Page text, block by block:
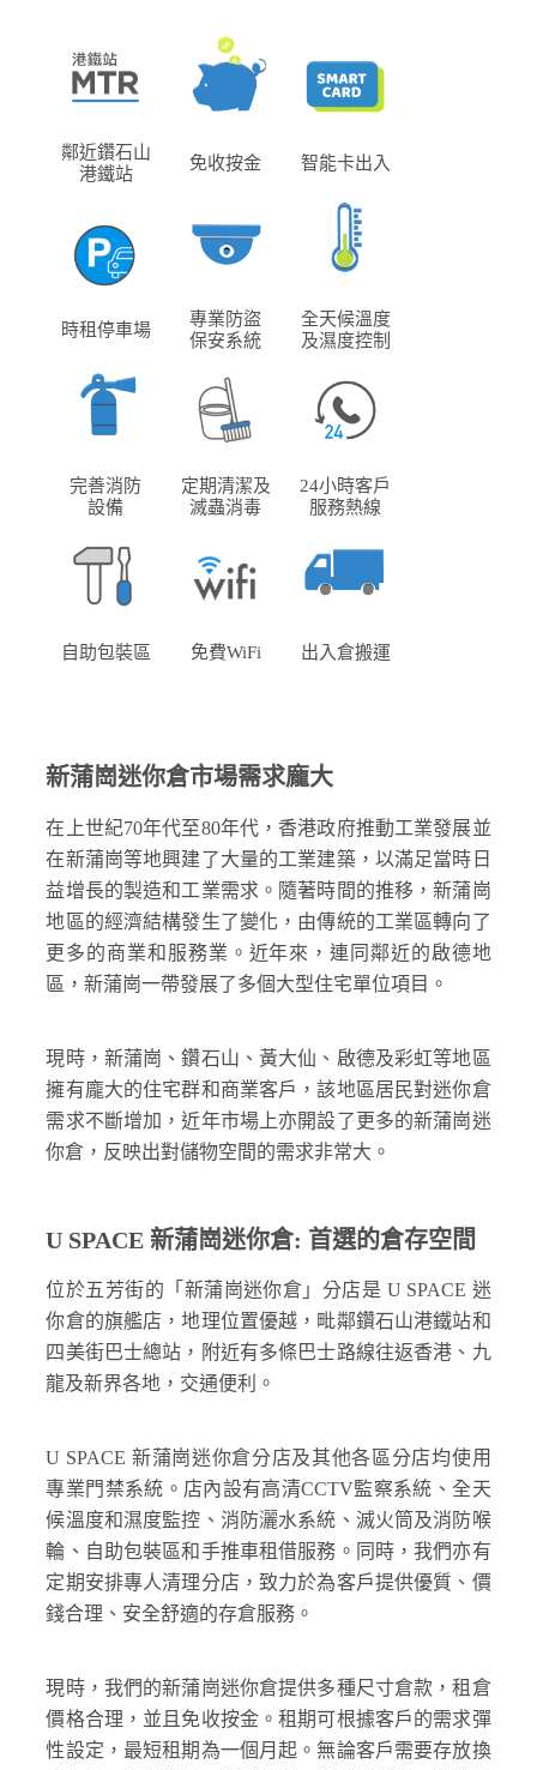
鄰近鑽石山
港鐵站
免收按金 智能卡出入
時租停車場
專業防盜
保安系統
全天候溫度
及濕度控制
完善消防
設備
定期清潔及
滅蟲消毒
24小時客戶
服務熱線
自助包裝區 免費WiFi 出入倉搬運
新蒲崗迷你倉市場需求龐大
在上世紀70年代至80年代，香港政府推動工業發展並
在新蒲崗等地興建了大量的工業建築，以滿足當時日
益增長的製造和工業需求。隨著時間的推移，新蒲崗
地區的經濟結構發生了變化，由傳統的工業區轉向了
更多的商業和服務業。近年來，連同鄰近的啟德地
區，新蒲崗一帶發展了多個大型住宅單位項目。
現時，新蒲崗、鑽石山、黃大仙、啟德及彩虹等地區
擁有龐大的住宅群和商業客戶，該地區居民對迷你倉
需求不斷增加，近年市場上亦開設了更多的新蒲崗迷
你倉，反映出對儲物空間的需求非常大。
U SPACE 新蒲崗迷你倉: 首選的倉存空間
位於五芳街的「新蒲崗迷你倉」分店是 U SPACE 迷
你倉的旗艦店，地理位置優越，毗鄰鑽石山港鐵站和
四美街巴士總站，附近有多條巴士路線往返香港、九
龍及新界各地，交通便利。
U SPACE 新蒲崗迷你倉分店及其他各區分店均使用
專業門禁系統。店內設有高清CCTV監察系統、全天
候溫度和濕度監控、消防灑水系統、滅火筒及消防喉
輪、自助包裝區和手推車租借服務。同時，我們亦有
定期安排專人清理分店，致力於為客戶提供優質、價
錢合理、安全舒適的存倉服務。
現時，我們的新蒲崗迷你倉提供多種尺寸倉款，租倉
價格合理，並且免收按金。租期可根據客戶的需求彈
性設定，最短租期為一個月起。無論客戶需要存放換